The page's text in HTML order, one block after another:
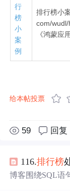
行
榜
小
案
例
排行榜小
com/
《鸿蒙应
给本帖投票
59 回复
116.排行榜
博客围绕SQL语